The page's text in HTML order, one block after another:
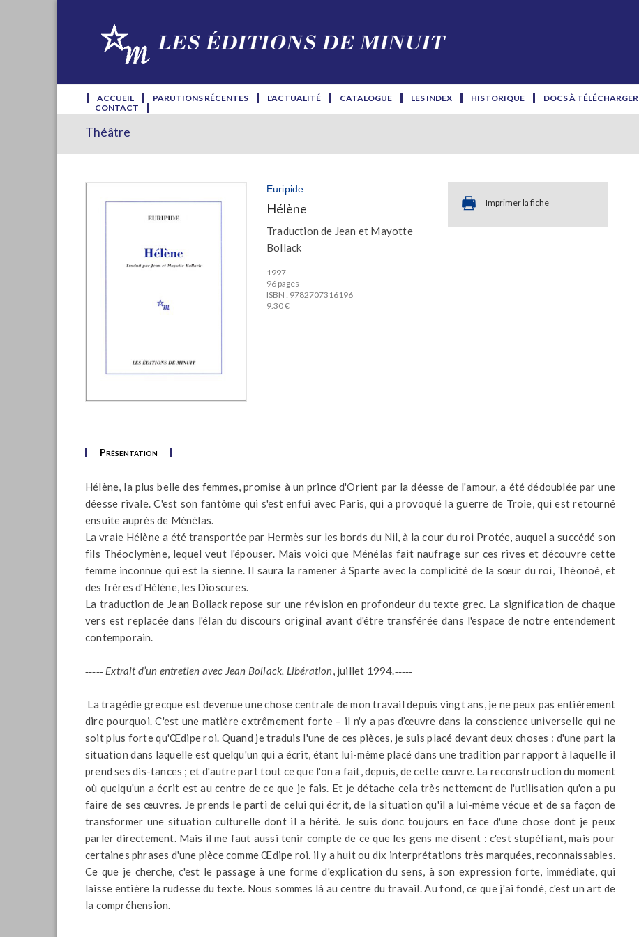
ACCUEIL PARUTIONS RÉCENTES L'ACTUALITÉ CATALOGUE LES INDEX HISTORIQUE DOCS À TÉLÉCHARGER
CONTACT
Théâtre
Euripide
Hélène
Traduction de Jean et Mayotte
Bollack
1997
96 pages
ISBN : 9782707316196
9.30 €
Imprimer la fiche
Présentation
Hélène, la plus belle des femmes, promise à un prince d'Orient par la déesse de l'amour, a été dédoublée par une
déesse rivale. C'est son fantôme qui s'est enfui avec Paris, qui a provoqué la guerre de Troie, qui est retourné
ensuite auprès de Ménélas.
La vraie Hélène a été transportée par Hermès sur les bords du Nil, à la cour du roi Protée, auquel a succédé son
fils Théoclymène, lequel veut l'épouser. Mais voici que Ménélas fait naufrage sur ces rives et découvre cette
femme inconnue qui est la sienne. Il saura la ramener à Sparte avec la complicité de la sœur du roi, Théonoé, et
des frères d'Hélène, les Dioscures.
La traduction de Jean Bollack repose sur une révision en profondeur du texte grec. La signification de chaque
vers est replacée dans l'élan du discours original avant d'être transférée dans l'espace de notre entendement
contemporain.
‑‑‑‑‑ Extrait d’un entretien avec Jean Bollack, Libération, juillet 1994.‑‑‑‑‑
La tragédie grecque est devenue une chose centrale de mon travail depuis vingt ans, je ne peux pas entièrement
dire pourquoi. C'est une matière extrêmement forte – il n'y a pas d’œuvre dans la conscience universelle qui ne
soit plus forte qu'Œdipe roi. Quand je traduis l'une de ces pièces, je suis placé devant deux choses : d'une part la
situation dans laquelle est quelqu'un qui a écrit, étant lui-même placé dans une tradition par rapport à laquelle il
prend ses dis-tances ; et d'autre part tout ce que l'on a fait, depuis, de cette œuvre. La reconstruction du moment
où quelqu'un a écrit est au centre de ce que je fais. Et je détache cela très nettement de l'utilisation qu'on a pu
faire de ses œuvres. Je prends le parti de celui qui écrit, de la situation qu'il a lui-même vécue et de sa façon de
transformer une situation culturelle dont il a hérité. Je suis donc toujours en face d'une chose dont je peux
parler directement. Mais il me faut aussi tenir compte de ce que les gens me disent : c'est stupéfiant, mais pour
certaines phrases d'une pièce comme Œdipe roi. il y a huit ou dix interprétations très marquées, reconnaissables.
Ce que je cherche, c'est le passage à une forme d'explication du sens, à son expression forte, immédiate, qui
laisse entière la rudesse du texte. Nous sommes là au centre du travail. Au fond, ce que j'ai fondé, c'est un art de
la compréhension.